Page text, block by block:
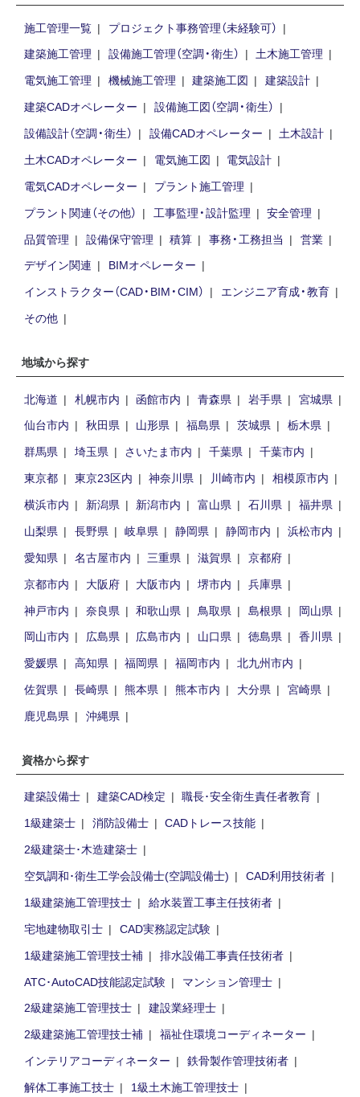
施工管理一覧
プロジェクト事務管理（未経験可）
建築施工管理
設備施工管理（空調・衛生）
土木施工管理
電気施工管理
機械施工管理 建築施工図
建築設計
建築CADオペレーター
設備施工図（空調・衛生）
設備設計（空調・衛生）
設備CADオペレーター
土木設計
土木CADオペレーター
電気施工図
電気設計
電気CADオペレーター
プラント施工管理
プラント関連（その他）
工事監理・設計監理
安全管理
品質管理
設備保守管理 積算 事務・工務担当
営業
デザイン関連
BIMオペレーター
インストラクター（CAD・BIM・CIM）
エンジニア育成・教育
その他
地域から探す
北海道 札幌市内 函館市内 青森県 岩手県
宮城県
仙台市内
秋田県 山形県 福島県 茨城県
栃木県
群馬県
埼玉県 さいたま市内 千葉県
千葉市内
東京都
東京23区内 神奈川県 川崎市内
相模原市内
横浜市内
新潟県 新潟市内 富山県 石川県
福井県
山梨県
長野県 岐阜県 静岡県 静岡市内
浜松市内
愛知県
名古屋市内 三重県 滋賀県
京都府
京都市内
大阪府 大阪市内 堺市内
兵庫県
神戸市内
奈良県 和歌山県 鳥取県 島根県
岡山県
岡山市内
広島県 広島市内 山口県 徳島県
香川県
愛媛県
高知県 福岡県 福岡市内
北九州市内
佐賀県
長崎県 熊本県 熊本市内 大分県
宮崎県
鹿児島県
沖縄県
資格から探す
建築設備士 建築CAD検定
職長･安全衛生責任者教育
1級建築士
消防設備士
CADトレース技能
2級建築士･木造建築士
空気調和･衛生工学会設備士(空調設備士)
CAD利用技術者
1級建築施工管理技士
給水装置工事主任技術者
宅地建物取引士
CAD実務認定試験
1級建築施工管理技士補
排水設備工事責任技術者
ATC･AutoCAD技能認定試験
マンション管理士
2級建築施工管理技士
建設業経理士
2級建築施工管理技士補
福祉住環境コーディネーター
インテリアコーディネーター
鉄骨製作管理技術者
解体工事施工技士
1級土木施工管理技士